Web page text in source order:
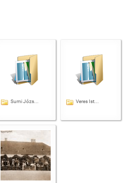
Sumi Józs... Veres Ist...